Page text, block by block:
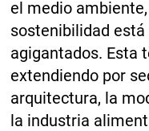
el medio
sostenibilidad
agigantados. Esta
extendiendo por
arquitectura, la
la industria